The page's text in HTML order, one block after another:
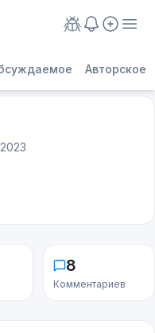
Авторское
8
Комментариев